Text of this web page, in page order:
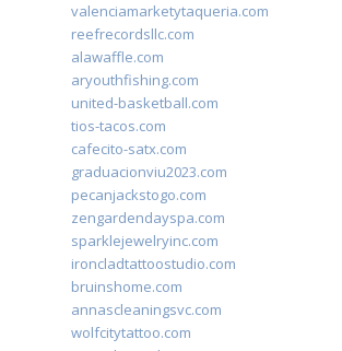
valenciamarketytaqueria.com
reefrecordsllc.com
alawaffle.com
aryouthfishing.com
united-basketball.com
tios-tacos.com
cafecito-satx.com
graduacionviu2023.com
pecanjackstogo.com
zengardendayspa.com
sparklejewelryinc.com
ironcladtattoostudio.com
bruinshome.com
annascleaningsvc.com
wolfcitytattoo.com